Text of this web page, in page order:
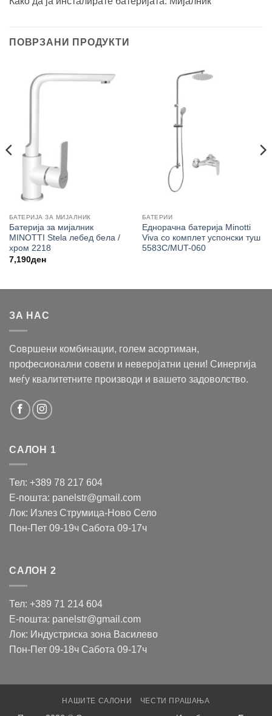
ПОВРЗАНИ ПРОДУКТИ
БАТЕРИЈА ЗА МИЈАЛНИК
Батерија за мијалник
MINOTTI Stela лебед бела /
хром 2218
7,190ден
БАТЕРИИ
Еднорачна батерија Minotti
Viva со комплет успонски туш
5583C/MUT-060
ЗА НАС
Совршени комбинации, голем асортиман,
професионални совети и неверојатни цени! Синергија
меѓу квалитетните производи и вашето задоволство.
САЛОН 1
Тел: +389 78 217 604
Е-пошта: panelstr@gmail.com
Лок: Излез Струмица-Ново Село
Пон-Пет 09-19ч Сабота 09-17ч
САЛОН 2
Тел: +389 71 214 604
Е-пошта: panelstr@gmail.com
Лок: Индустриска зона Василево
Пон-Пет 09-18ч Сабота 09-17ч
НАШИТЕ САЛОНИ ЧЕСТИ ПРАШАЊА